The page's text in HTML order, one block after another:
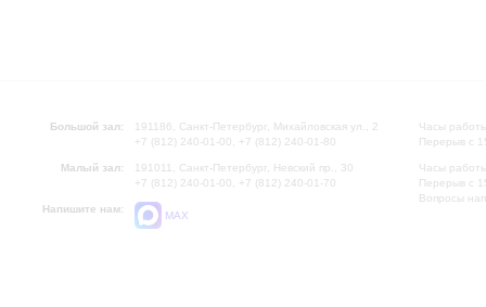
Большой зал:
191186, Санкт-Петербург, Михайловская ул., 2
+7 (812) 240-01-00, +7 (812) 240-01-80
Малый зал:
191011, Санкт-Петербург, Невский пр., 30
+7 (812) 240-01-00, +7 (812) 240-01-70
Напишите нам:
MAX
Часы
Перерыв с
Часы
Перерыв с
Вопросы